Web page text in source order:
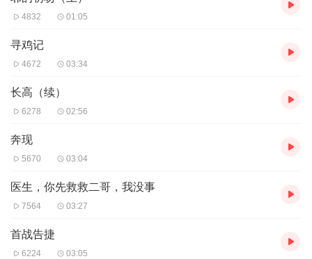
4832 01:05
寻鸡记
4672 03:34
长高（续）
6278 02:56
奔现
5670 03:04
医生，你先救救二哥，我没事
7564 03:27
首战告捷
6224 03:05